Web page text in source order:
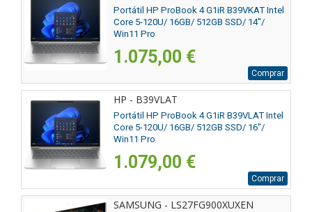
Portátil HP ProBook 4 G1iR B39VKAT Intel
Core 5-120U/ 16GB/ 512GB SSD/ 14"/
Win11 Pro
1.075,00 €
Comprar
HP - B39VLAT
Portátil HP ProBook 4 G1iR B39VLAT Intel
Core 5-120U/ 16GB/ 512GB SSD/ 16"/
Win11 Pro
1.079,00 €
Comprar
SAMSUNG - LS27FG900XUXEN